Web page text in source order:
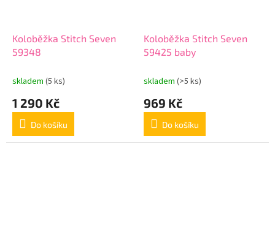
Koloběžka Stitch Seven
59348
skladem (5 ks)
1 290 Kč
Do košíku
Koloběžka Stitch Seven
59425 baby
skladem (>5 ks)
969 Kč
Do košíku